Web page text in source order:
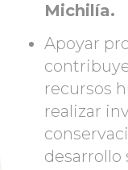
Michilía.
Apoyar
recursos
realizar
desarrollo